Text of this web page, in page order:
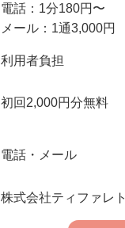
電話：1分180円〜
メール：1通3,000円
利用者負担
初回2,000円分無料
電話・メール
株式会社ティファレト